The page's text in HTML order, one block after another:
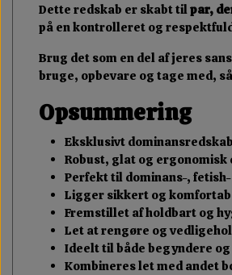
Dette redskab er skabt tilpar,
på en kontrolleret og
Brug det som en del af jeres
bruge, opbevare og tage med,
Opsummering
Eksklusivt
Robust, glat og ergonomisk
Perfekt til dominans-,
Ligger sikkert og
Fremstillet af holdbart og
Let at rengøre og
Ideelt til både begyndere
Kombineres let med andet